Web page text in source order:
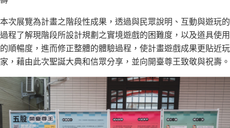
本次展覽為計畫之階段性成果，透過與民眾說明、互動與遊玩的
過程了解現階段所設計規劃之實境遊戲的困難度，以及道具使用
的順暢度，進而修正整體的體驗過程，使計畫遊戲成果更貼近玩
家，藉由此次聖誕大典和信眾分享，並向開臺尊王致敬與祝壽。​